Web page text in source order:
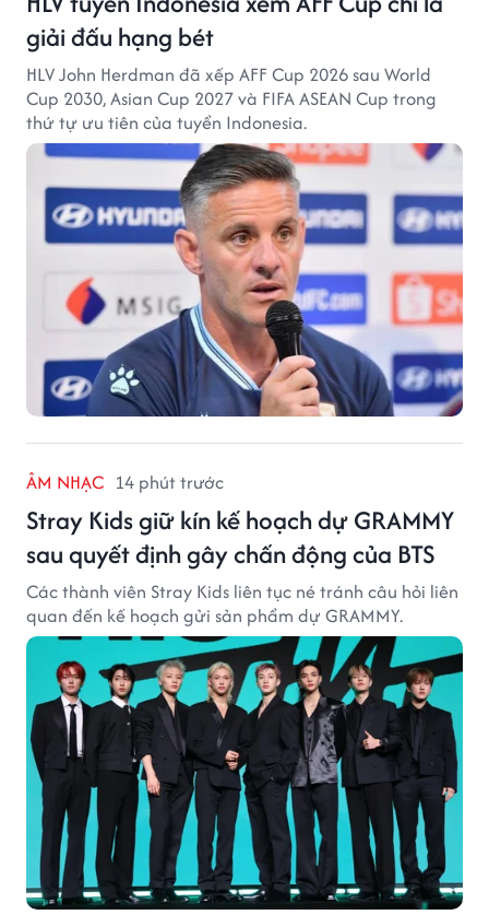
giải đấu hạng bét
HLV John Herdman đã xếp AFF Cup 2026 sau World
Cup 2030, Asian Cup 2027 và FIFA ASEAN Cup trong
thứ tự ưu tiên của tuyển Indonesia.
ÂM NHẠC 14 phút trước
Stray Kids giữ kín kế hoạch dự GRAMMY
sau quyết định gây chấn động của BTS
Các thành viên Stray Kids liên tục né tránh câu hỏi liên
quan đến kế hoạch gửi sản phẩm dự GRAMMY.